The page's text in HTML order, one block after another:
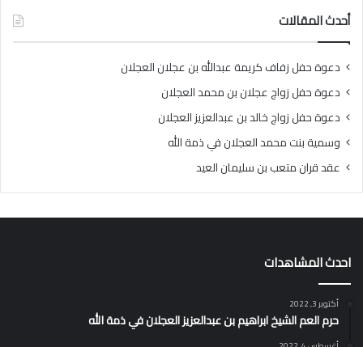
أحدث المقالات
دعوة حفل زفاف كريمة عبدالله بن عجلان العجلان
دعوة حفل زواج عجلان بن محمد العجلان
دعوة حفل زواج خالد بن عبدالعزيز العجلان
وسمية بنت محمد العجلان في ذمة الله
عقد قران متعب بن سليمان العيد
احدث المشاهدات
أكتوبر 3, 2022
حرم العم الشيخ ابراهيم بن عبدالعزيز العجلان في ذمة الله